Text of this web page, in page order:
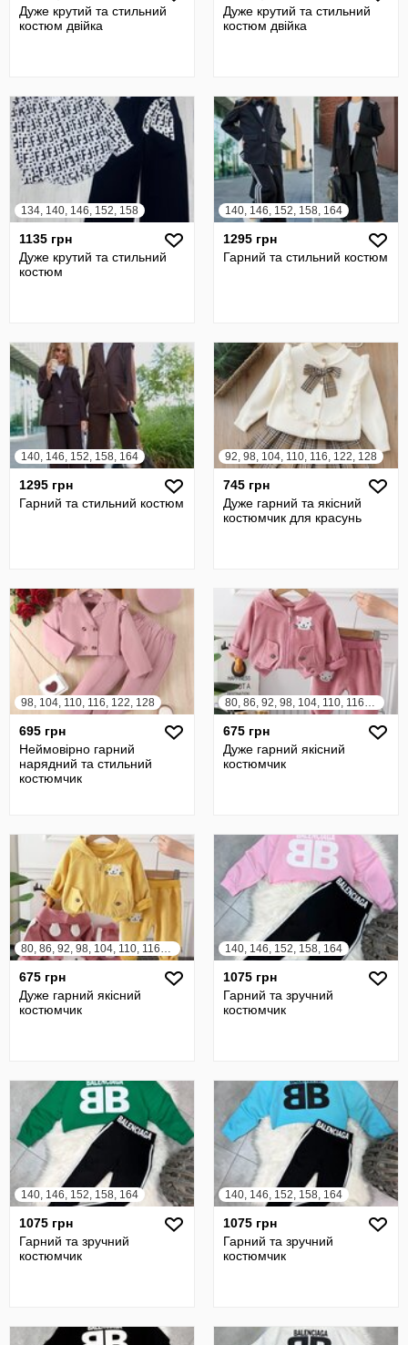
Дуже крутий та стильний
костюм двійка
Дуже крутий та стильний
костюм двійка
134, 140, 146, 152, 158
1135 грн
Дуже крутий та стильний
костюм
140, 146, 152, 158, 164
1295 грн
Гарний та стильний костюм
140, 146, 152, 158, 164
1295 грн
Гарний та стильний костюм
92, 98, 104, 110, 116, 122, 128
745 грн
Дуже гарний та якісний
костюмчик для красунь
98, 104, 110, 116, 122, 128
695 грн
Неймовірно гарний
нарядний та стильний
костюмчик
80, 86, 92, 98, 104, 110, 116, 122
675 грн
Дуже гарний якісний
костюмчик
80, 86, 92, 98, 104, 110, 116, 122
675 грн
Дуже гарний якісний
костюмчик
140, 146, 152, 158, 164
1075 грн
Гарний та зручний
костюмчик
140, 146, 152, 158, 164
1075 грн
Гарний та зручний
костюмчик
140, 146, 152, 158, 164
1075 грн
Гарний та зручний
костюмчик